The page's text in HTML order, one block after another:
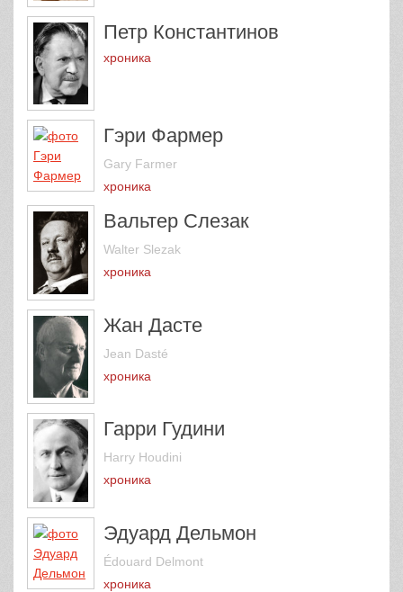
Петр Константинов
хроника
Гэри Фармер
Gary Farmer
хроника
Вальтер Слезак
Walter Slezak
хроника
Жан Дасте
Jean Dasté
хроника
Гарри Гудини
Harry Houdini
хроника
Эдуард Дельмон
Édouard Delmont
хроника